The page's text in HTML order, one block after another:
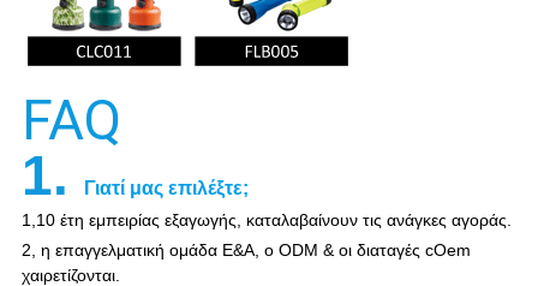
FAQ
1. Γιατί μας επιλέξτε;
1,10 έτη εμπειρίας εξαγωγής, καταλαβαίνουν τις ανάγκες αγοράς.
2, η επαγγελματική ομάδα Ε&Α, ο ODM & οι διαταγές cOem
χαιρετίζονται.